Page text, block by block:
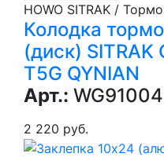
HOWO SITRAK /
Колодка
(диск) SITRAK
T5G QYNIAN
Арт.:
2 220 руб.